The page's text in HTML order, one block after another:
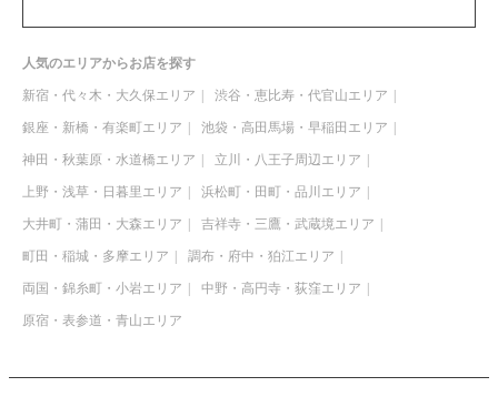
人気のエリアからお店を探す
新宿・代々木・大久保エリア 渋谷・恵比寿・代官山エリア
銀座・新橋・有楽町エリア 池袋・高田馬場・早稲田エリア
神田・秋葉原・水道橋エリア 立川・八王子周辺エリア
上野・浅草・日暮里エリア 浜松町・田町・品川エリア
大井町・蒲田・大森エリア 吉祥寺・三鷹・武蔵境エリア
町田・稲城・多摩エリア 調布・府中・狛江エリア
両国・錦糸町・小岩エリア 中野・高円寺・荻窪エリア
原宿・表参道・青山エリア